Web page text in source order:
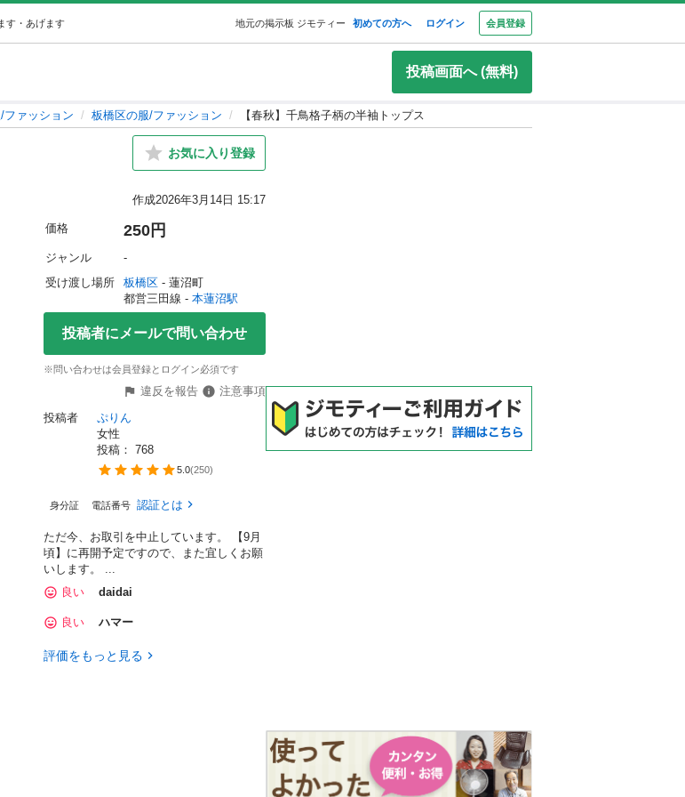
す・あげます 地元の掲示板 ジモティー 初めての方へ ログイン 会員登録
投稿画面へ (無料)
ファッション 板橋区の服/ファッション 【春秋】千鳥格子柄の半袖トップス
お気に入り登録
作成2026年3月14日 15:17
価格 250円
ジャンル
-
受け渡し場所
板橋区 - 蓮沼町
都営三田線 - 本蓮沼駅
投稿者にメールで問い合わせ
※問い合わせは会員登録とログイン必須です
違反を報告
注意事項
投稿者
ぷりん
女性
投稿： 768
5.0(250)
身分証 電話番号 認証とは
ただ今、お取引を中止しています。 【9月
頃】に再開予定ですので、また宜しくお願
いします。 ...
良い
daidai
良い ハマー
評価をもっと見る